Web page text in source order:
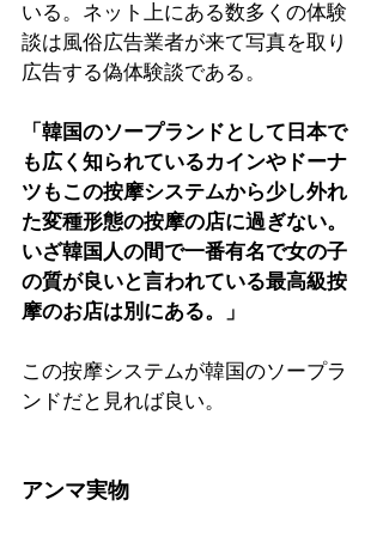
いる。ネット上にある数多くの体験
談は風俗広告業者が来て写真を取り
広告する偽体験談である。
「韓国のソープランドとして日本で
も広く知られているカインやドーナ
ツもこの按摩システムから少し外れ
た変種形態の按摩の店に過ぎない。
いざ韓国人の間で一番有名で女の子
の質が良いと言われている最高級按
摩のお店は別にある。」
この按摩システムが韓国のソープラ
ンドだと見れば良い。
アンマ実物